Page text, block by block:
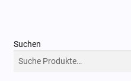
Suchen